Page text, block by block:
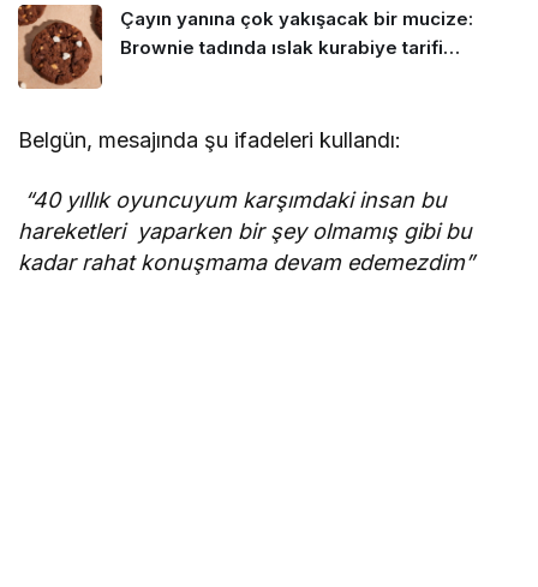
Çayın yanına çok yakışacak bir mucize:
Brownie tadında ıslak kurabiye tarifi…
Belgün, mesajında şu ifadeleri kullandı:
“40 yıllık oyuncuyum karşımdaki insan bu
hareketleri yaparken bir şey olmamış gibi bu
kadar rahat konuşmama devam edemezdim”